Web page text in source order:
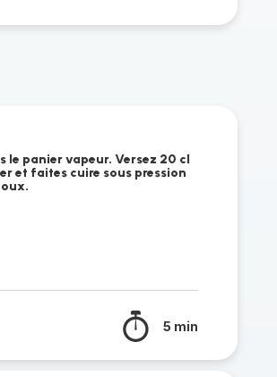
le panier vapeur. Versez 20 cl
et faites cuire sous pression
5 min